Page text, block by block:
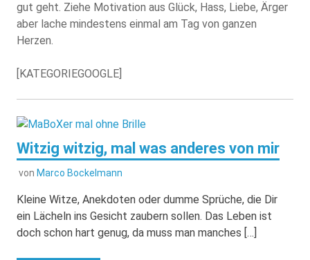
gut geht. Ziehe Motivation aus Glück, Hass, Liebe, Ärger
aber lache mindestens einmal am Tag von ganzen
Herzen.
[KATEGORIEGOOGLE]
Witzig witzig, mal was anderes von mir
von Marco Bockelmann
Kleine Witze, Anekdoten oder dumme Sprüche, die Dir
ein Lächeln ins Gesicht zaubern sollen. Das Leben ist
doch schon hart genug, da muss man manches […]